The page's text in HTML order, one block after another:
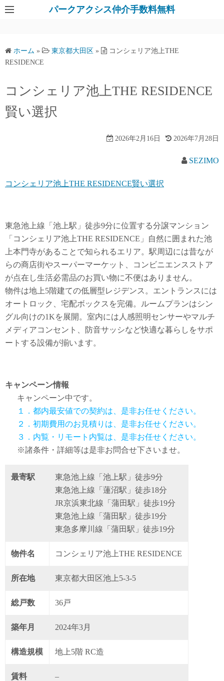
パークアクシス仲介手数料無料
ホーム » 東京都大田区 »
コンシェリア池上THE
RESIDENCE
コンシェリア池上THE RESIDENCE
賢い選択
2026年2月16日 2026年7月28日
SEZIMO
コンシェリア池上THE RESIDENCE賢い選択
東急池上線「池上駅」徒歩9分に位置する分譲マンション
「コンシェリア池上THE RESIDENCE」自然に囲まれた池
上本門寺があることで知られるエリア。駅周辺には昔なが
らの商店街やスーパーマーケット、コンビニエンスストア
が点在し生活必需品のお買い物に不便はありません。
物件は地上5階建ての低層型レジデンス。エントランスには
オートロック、宅配ボックスを完備。ルームプランはシン
グル向けの1Kを展開。室内には人感照明センサーやマルチ
メディアコンセント、防音サッシなど快適な暮らしをサポ
ートする設備が揃います。
キャンペーン情報
キャンペーン中です。
１．都内最安値での契約は、是非お任せください。
２．初期費用のお見積りは、是非お任せください。
３．内覧・リモート内覧は、是非お任せください。
※諸条件・詳細等は是非お問合せ下さいませ。
最寄駅
東急池上線「池上駅」徒歩9分
東急池上線「蓮沼駅」徒歩18分
JR京浜東北線「蒲田駅」徒歩19分
東急池上線「蒲田駅」徒歩19分
東急多摩川線「蒲田駅」徒歩19分
物件名 コンシェリア池上THE RESIDENCE
所在地 東京都大田区池上5-3-5
総戸数 36戸
築年月 2024年3月
構造規模 地上5階 RC造
賃料 –